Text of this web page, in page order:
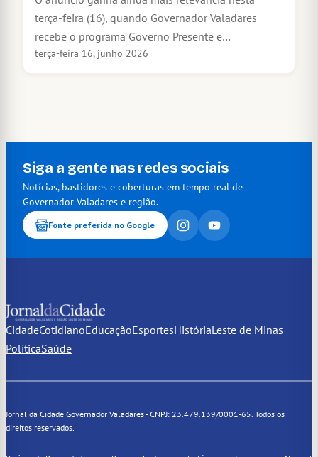
terça-feira (16), quando Governador Valadares
recebe o programa Governo Presente e…
terça-feira 16, junho 2026
Siga a gente nas redes sociais
Notícias, bastidores e coberturas em tempo real de
Governador Valadares e região.
Fonte preferida no Google
CidadeCotidianoEducaçãoEsportesHistóriaLeste de Minas
PolíticaSaúde
Jornal da Cidade Governador Valadares - CNPJ: 23.479.139/0001-65. Todos os
direitos reservados.